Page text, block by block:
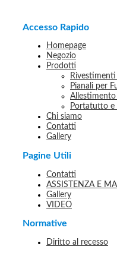
Accesso Rapido
Homepage
Negozio
Prodotti
Pianali per
Allestimento
Portatutto e
Chi siamo
Contatti
Gallery
Pagine Utili
Contatti
ASSISTENZA E
Gallery
VIDEO
Normative
Diritto al recesso